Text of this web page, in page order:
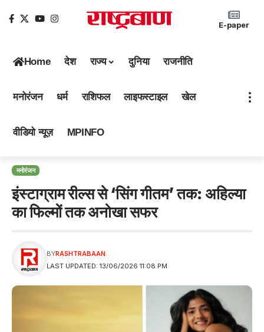
E-paper
Home देश राज्य दुनिया राजनीति
मनोरंजन धर्म राशिफल लाइफस्टाइल खेल
वीडियो न्यूज़ MPINFO
मनोरंजन
इंस्टाग्राम रील्स से ‘सिंग गीतम’ तक: अहिल्या
का फिल्मों तक अनोखा सफर
LAST UPDATED: 13/06/2026 11:08 PM
BYRASHTRABAAN